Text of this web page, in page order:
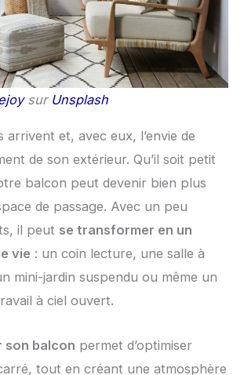
sur Unsplash
arrivent et, avec eux, l’envie de
de son extérieur. Qu’il soit petit
balcon peut devenir bien plus
de passage. Avec un peu
il peut se transformer en un
vie : un coin lecture, une salle à
mini-jardin suspendu ou même un
à ciel ouvert.
son balcon permet d’optimiser
tout en créant une atmosphère